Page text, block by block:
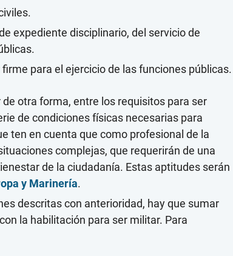
expediente disciplinario, del servicio de
para el ejercicio de las funciones públicas.
de otra forma, entre los requisitos para ser
de condiciones físicas necesarias para
ten en cuenta que como profesional de la
complejas, que requerirán de una
de la ciudadanía. Estas aptitudes serán
y Marinería.
descritas con anterioridad, hay que sumar
la habilitación para ser militar. Para